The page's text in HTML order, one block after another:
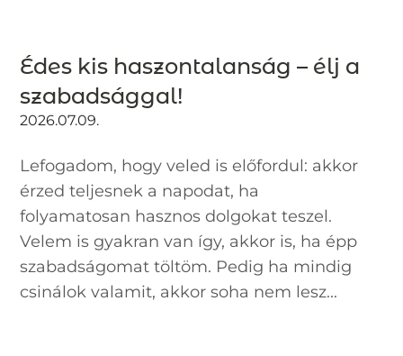
Édes kis haszontalanság – élj a
szabadsággal!
2026.07.09.
Lefogadom, hogy veled is előfordul: akkor
érzed teljesnek a napodat, ha
folyamatosan hasznos dolgokat teszel.
Velem is gyakran van így, akkor is, ha épp
szabadságomat töltöm. Pedig ha mindig
csinálok valamit, akkor soha nem lesz...